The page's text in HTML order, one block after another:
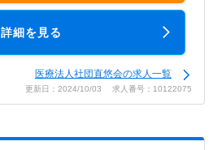
詳細を見る
医療法人社団直悠会の求人一覧
更新日：2024/10/03 求人番号：10122075